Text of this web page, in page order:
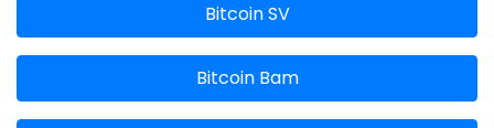
Bitcoin SV
Bitcoin Bam